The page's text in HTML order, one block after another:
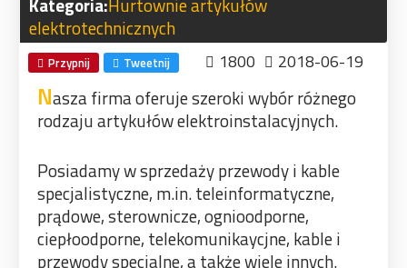
elektrotechnicznych
Przypnij Tweetnij 1800 2018-06-19
Nasza firma oferuje szeroki wybór różnego
rodzaju artykułów elektroinstalacyjnych.
Posiadamy w sprzedaży przewody i kable
specjalistyczne, m.in. teleinformatyczne,
prądowe, sterownicze, ognioodporne,
ciepłoodporne, telekomunikaycjne, kable i
przewody specjalne, a także wiele innych.